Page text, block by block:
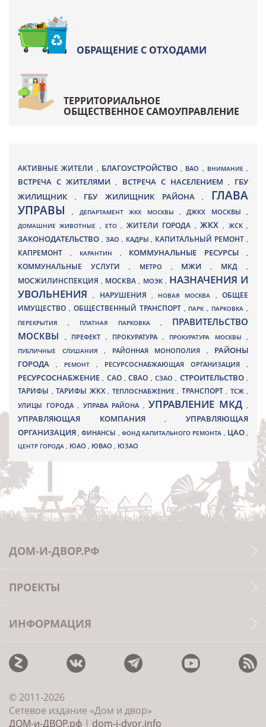
ОБРАЩЕНИЕ С ОТХОДАМИ
ТЕРРИТОРИАЛЬНОЕ
ОБЩЕСТВЕННОЕ САМОУПРАВЛЕНИЕ
АКТИВНЫЕ ЖИТЕЛИ , БЛАГОУСТРОЙСТВО , ВАО , ВНИМАНИЕ ,
ВСТРЕЧА С ЖИТЕЛЯМИ, ВСТРЕЧА С НАСЕЛЕНИЕМ , ГБУ
ЖИЛИЩНИК
, ГБУ ЖИЛИЩНИК РАЙОНА, ГЛАВА
УПРАВЫ, ДЕПАРТАМЕНТ ЖКХ МОСКВЫ ,ДЖКХ МОСКВЫ ,
ДОМАШНИЕ ЖИВОТНЫЕ , ЕТО, ЖИТЕЛИ ГОРОДА , ЖКХ, ЖСК,
ЗАКОНОДАТЕЛЬСТВО , ЗАО , КАДРЫ, КАПИТАЛЬНЫЙ РЕМОНТ ,
КАПРЕМОНТ , КАРАНТИН , КОММУНАЛЬНЫЕ РЕСУРСЫ,
КОММУНАЛЬНЫЕ УСЛУГИ , МЕТРО , МЖИ, МКД ,
МОСЖИЛИНСПЕКЦИЯ, МОСКВА , МОЭК , НАЗНАЧЕНИЯ И
УВОЛЬНЕНИЯ, НАРУШЕНИЯ , НОВАЯ МОСКВА ,ОБЩЕЕ
ИМУЩЕСТВО , ОБЩЕСТВЕННЫЙ ТРАНСПОРТ , ПАРК, ПАРКОВКА ,
ПЕРЕКРЫТИЯ , ПЛАТНАЯ ПАРКОВКА , ПРАВИТЕЛЬСТВО
МОСКВЫ
, ПРЕФЕКТ , ПРОКУРАТУРА , ПРОКУРАТУРА МОСКВЫ ,
ПУБЛИЧНЫЕ СЛУШАНИЯ , РАЙОННАЯ МОНОПОЛИЯ , РАЙОНЫ
ГОРОДА
, РЕМОНТ , РЕСУРСОСНАБЖАЮЩАЯ ОРГАНИЗАЦИЯ ,
РЕСУРСОСНАБЖЕНИЕ, САО,СВАО ,СЗАО, СТРОИТЕЛЬСТВО,
ТАРИФЫ , ТАРИФЫ ЖКХ , ТЕПЛОСНАБЖЕНИЕ , ТРАНСПОРТ , ТСЖ ,
УЛИЦЫ ГОРОДА , УПРАВА РАЙОНА , УПРАВЛЕНИЕ МКД ,
УПРАВЛЯЮЩАЯ КОМПАНИЯ,УПРАВЛЯЮЩАЯ
ОРГАНИЗАЦИЯ,ФИНАНСЫ , ФОНД КАПИТАЛЬНОГО РЕМОНТА , ЦАО,
ЦЕНТР ГОРОДА , ЮАО , ЮВАО , ЮЗАО
ДОМ-И-ДВОР.РФ
ПРОЕКТЫ
ИНФОРМАЦИЯ
© 2011-2026
Сетевое издание «Дом и двор»
ДОМ-и-ДВОР.рф | dom-i-dvor.info